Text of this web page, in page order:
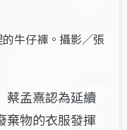
牛仔褲。攝影／張
蔡孟熹認為延續
棄物的衣服發揮